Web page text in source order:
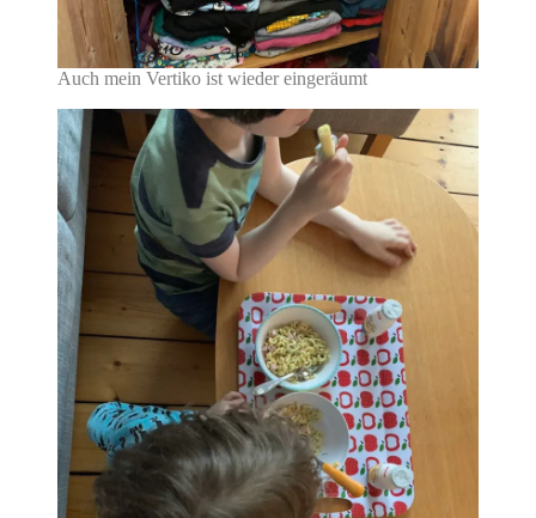
Auch mein Vertiko ist wieder eingeräumt